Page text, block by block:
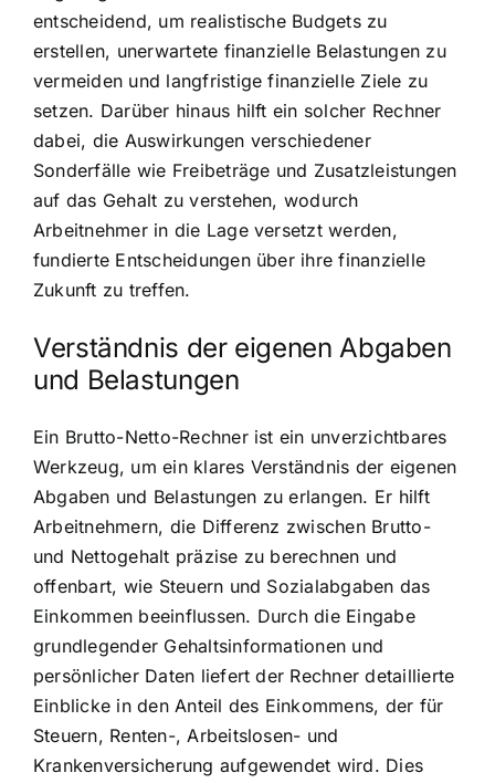
entscheidend, um realistische Budgets zu
erstellen, unerwartete finanzielle Belastungen zu
vermeiden und langfristige finanzielle Ziele zu
setzen. Darüber hinaus hilft ein solcher Rechner
dabei, die Auswirkungen verschiedener
Sonderfälle wie Freibeträge und Zusatzleistungen
auf das Gehalt zu verstehen, wodurch
Arbeitnehmer in die Lage versetzt werden,
fundierte Entscheidungen über ihre finanzielle
Zukunft zu treffen.
Verständnis der eigenen Abgaben
und Belastungen
Ein Brutto-Netto-Rechner ist ein unverzichtbares
Werkzeug, um ein klares Verständnis der eigenen
Abgaben und Belastungen zu erlangen. Er hilft
Arbeitnehmern, die Differenz zwischen Brutto-
und Nettogehalt präzise zu berechnen und
offenbart, wie Steuern und Sozialabgaben das
Einkommen beeinflussen. Durch die Eingabe
grundlegender Gehaltsinformationen und
persönlicher Daten liefert der Rechner detaillierte
Einblicke in den Anteil des Einkommens, der für
Steuern, Renten-, Arbeitslosen- und
Krankenversicherung aufgewendet wird. Dies